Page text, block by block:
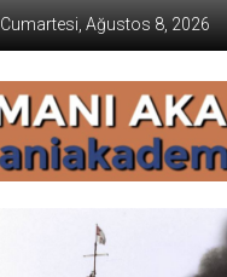
Cumartesi, Ağustos 8, 2026